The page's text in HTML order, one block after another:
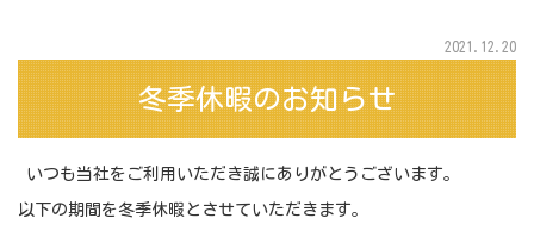
2021.12.20
冬季休暇のお知らせ
いつも当社をご利用いただき誠にありがとうございます。
以下の期間を冬季休暇とさせていただきます。